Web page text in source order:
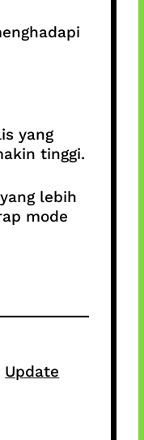
yang
tinggi.
lebih
mode
Update